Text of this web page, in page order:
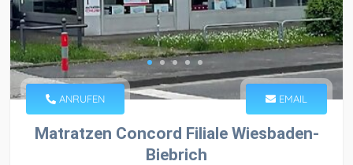
ANRUFEN EMAIL
Matratzen Concord Filiale Wiesbaden-
Biebrich